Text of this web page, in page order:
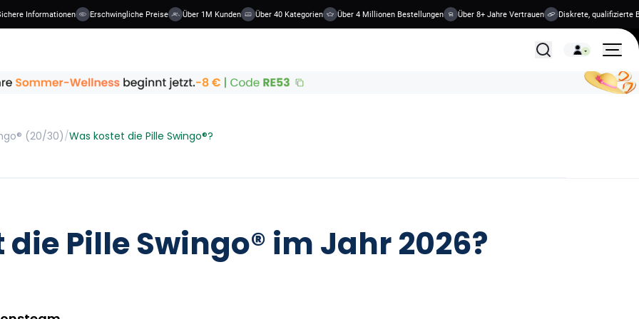
Informationen Erschwingliche Preise Über 1M Kunden Über 40 Kategorien Über 4 Millionen Bestellungen Über 8+ Jahre Vertrauen Diskrete, qualifizierte
Alle Behandlungen
(20/30)/Was kostet die Pille Swingo®?
Pille Swingo® im Jahr 2026?